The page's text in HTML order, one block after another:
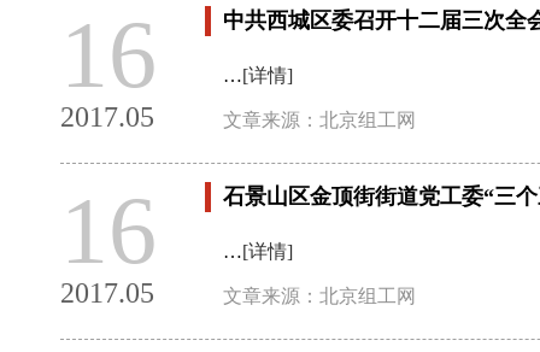
16
2017.05
中共西城区委召开十二届三次全
…[详情]
文章来源：北京组工网
16
2017.05
石景山区金顶街街道党工委“三
…[详情]
文章来源：北京组工网